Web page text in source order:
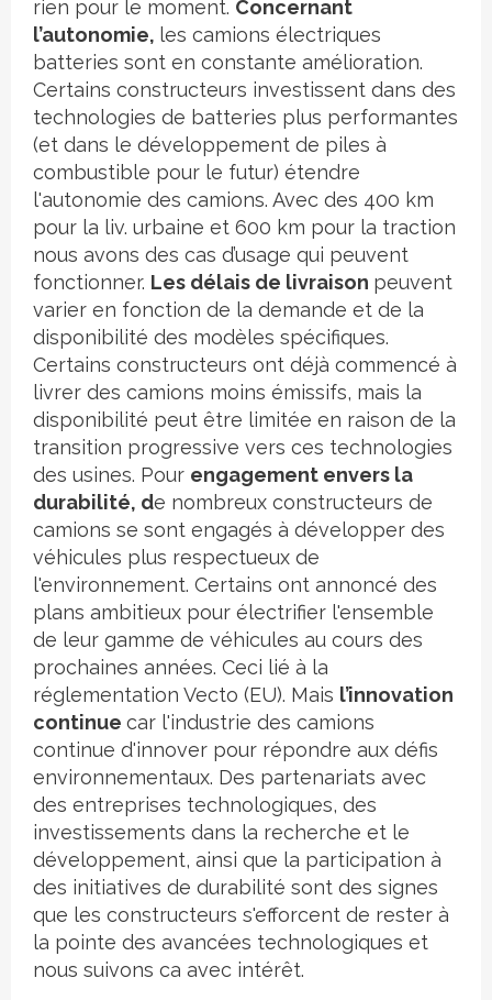
rien pour le moment. Concernant
l’autonomie, les camions électriques
batteries sont en constante amélioration.
Certains constructeurs investissent dans des
technologies de batteries plus performantes
(et dans le développement de piles à
combustible pour le futur) étendre
l'autonomie des camions. Avec des 400 km
pour la liv. urbaine et 600 km pour la traction
nous avons des cas d’usage qui peuvent
fonctionner. Les délais de livraison peuvent
varier en fonction de la demande et de la
disponibilité des modèles spécifiques.
Certains constructeurs ont déjà commencé à
livrer des camions moins émissifs, mais la
disponibilité peut être limitée en raison de la
transition progressive vers ces technologies
des usines. Pour engagement envers la
durabilité, de nombreux constructeurs de
camions se sont engagés à développer des
véhicules plus respectueux de
l'environnement. Certains ont annoncé des
plans ambitieux pour électrifier l'ensemble
de leur gamme de véhicules au cours des
prochaines années. Ceci lié à la
réglementation Vecto (EU). Mais l’innovation
continue car l'industrie des camions
continue d'innover pour répondre aux défis
environnementaux. Des partenariats avec
des entreprises technologiques, des
investissements dans la recherche et le
développement, ainsi que la participation à
des initiatives de durabilité sont des signes
que les constructeurs s'efforcent de rester à
la pointe des avancées technologiques et
nous suivons ca avec intérêt.